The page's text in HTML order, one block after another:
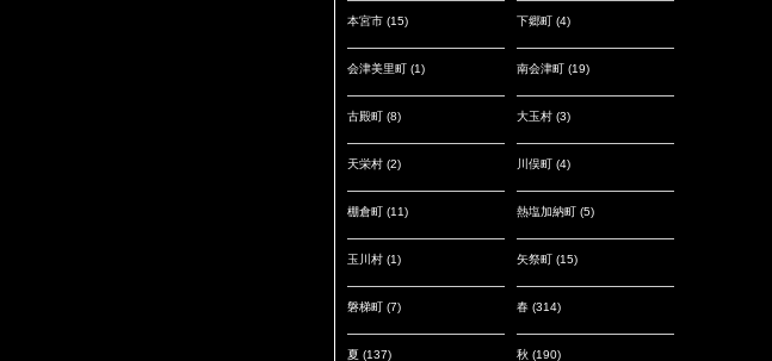
本宮市 (15) 下郷町 (4)
会津美里町 (1) 南会津町 (19)
古殿町 (8) 大玉村 (3)
天栄村 (2) 川俣町 (4)
棚倉町 (11) 熱塩加納町 (5)
玉川村 (1) 矢祭町 (15)
磐梯町 (7) 春 (314)
夏 (137) 秋 (190)